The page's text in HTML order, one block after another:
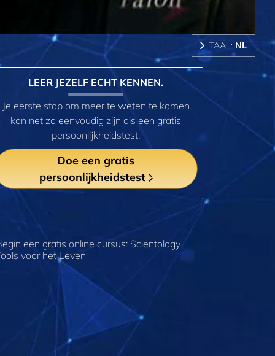
TAAL: NL
LEER JEZELF ECHT KENNEN.
Je eerste stap om meer te weten te komen
kan net zo eenvoudig zijn als een gratis
persoonlijkheidstest.
Doe een gratis
persoonlijkheidstest
een gratis online cursus: Scientology
voor het Leven